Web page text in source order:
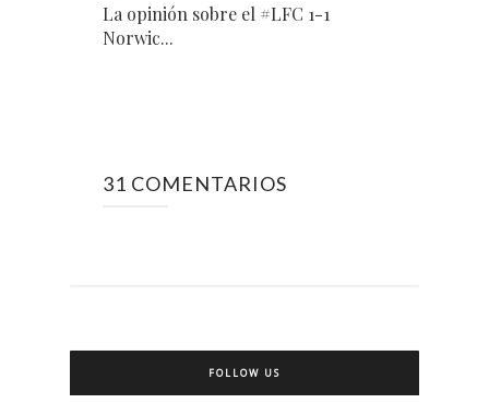
La opinión sobre el #LFC 1-1
Norwic...
31 COMENTARIOS
FOLLOW US